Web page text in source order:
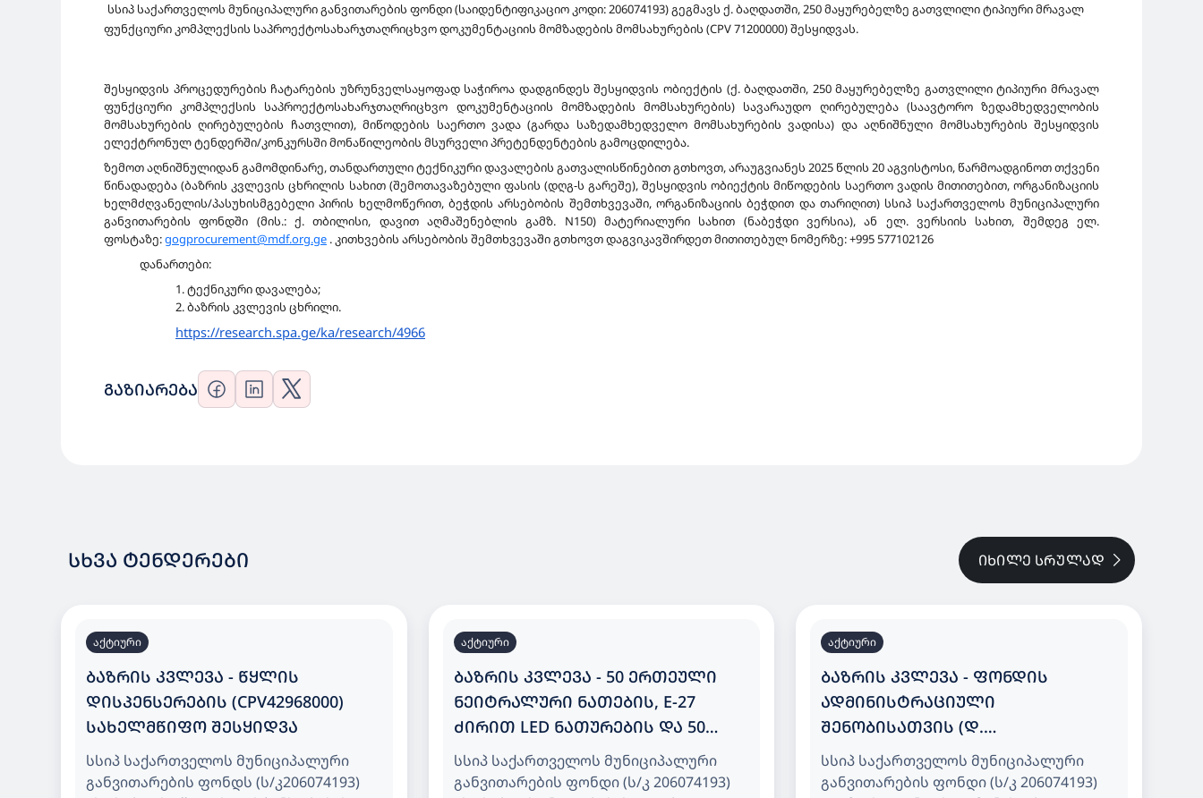
სსიპ საქართველოს მუნიციპალური განვითარების ფონდი (საიდენტიფიკაციო კოდი: 206074193) გეგმავს ქ. ბაღდათში, 250 მაყურებელზე გათვლილი ტიპიური მრავალ
ფუნქციური კომპლექსის საპროექტოსახარჯთაღრიცხვო დოკუმენტაციის მომზადების მომსახურების (CPV 71200000) შესყიდვას.
შესყიდვის პროცედურების ჩატარების უზრუნველსაყოფად საჭიროა დადგინდეს შესყიდვის ობიექტის (ქ. ბაღდათში, 250 მაყურებელზე გათვლილი ტიპიური მრავალ
ფუნქციური კომპლექსის საპროექტოსახარჯთაღრიცხვო დოკუმენტაციის მომზადების მომსახურების) სავარაუდო ღირებულება (საავტორო ზედამხედველობის
მომსახურების ღირებულების ჩათვლით), მიწოდების საერთო ვადა (გარდა საზედამხედველო მომსახურების ვადისა) და აღნიშნული მომსახურების შესყიდვის
ელექტრონულ ტენდერში/კონკურსში მონაწილეობის მსურველი პრეტენდენტების გამოცდილება.
ზემოთ აღნიშნულიდან გამომდინარე, თანდართული ტექნიკური დავალების გათვალისწინებით გთხოვთ, არაუგვიანეს 2025 წლის 20 აგვისტოსი, წარმოადგინოთ თქვენი
წინადადება (ბაზრის კვლევის ცხრილის სახით (შემოთავაზებული ფასის (დღგ-ს გარეშე), შესყიდვის ობიექტის მიწოდების საერთო ვადის მითითებით, ორგანიზაციის
ხელმძღვანელის/პასუხისმგებელი პირის ხელმოწერით, ბეჭდის არსებობის შემთხვევაში, ორგანიზაციის ბეჭდით და თარიღით) სსიპ საქართველოს მუნიციპალური
განვითარების ფონდში (მის.: ქ. თბილისი, დავით აღმაშენებლის გამზ. N150) მატერიალური სახით (ნაბეჭდი ვერსია), ან ელ. ვერსიის სახით, შემდეგ ელ.
ფოსტაზე:gogprocurement@mdf.org.ge . კითხვების არსებობის შემთხვევაში გთხოვთ დაგვიკავშირდეთ მითითებულ ნომერზე: +995 577102126
დანართები:
1. ტექნიკური დავალება;
2. ბაზრის კვლევის ცხრილი.
https://research.spa.ge/ka/research/4966
ᲒᲐᲖᲘᲐᲠᲔᲑᲐ
ᲡᲮᲕᲐ ᲢᲔᲜᲓᲔᲠᲔᲑᲘ ᲘᲮᲘᲚᲔ ᲡᲠᲣᲚᲐᲓ
აქტიური
ᲑᲐᲖᲠᲘᲡ ᲙᲕᲚᲔᲕᲐ - ᲬᲧᲚᲘᲡ
ᲓᲘᲡᲞᲔᲜᲡᲔᲠᲔᲑᲘᲡ (CPV42968000)
ᲡᲐᲮᲔᲚᲛᲬᲘᲤᲝ ᲨᲔᲡᲧᲘᲓᲕᲐ
სსიპ საქართველოს მუნიციპალური
განვითარების ფონდს (ს/კ206074193)
აქტიური
ᲑᲐᲖᲠᲘᲡ ᲙᲕᲚᲔᲕᲐ - 50 ᲔᲠᲗᲔᲣᲚᲘ
ᲜᲔᲘᲢᲠᲐᲚᲣᲠᲘ ᲜᲐᲗᲔᲑᲘᲡ, E-27
ᲫᲘᲠᲘᲗ LED ᲜᲐᲗᲣᲠᲔᲑᲘᲡ ᲓᲐ 50
ᲔᲠᲗᲔᲣᲚᲘ ᲗᲑᲘᲚᲘ ᲜᲐᲗᲔᲑᲘᲡ, E-27
ᲫᲘᲠᲘᲗ LED ᲜᲐᲗᲣᲠᲔᲑᲘᲡ ᲨᲔᲡᲧᲘᲓᲕᲐ
სსიპ საქართველოს მუნიციპალური
განვითარების ფონდი (ს/კ 206074193)
აქტიური
ᲑᲐᲖᲠᲘᲡ ᲙᲕᲚᲔᲕᲐ - ᲤᲝᲜᲓᲘᲡ
ᲐᲓᲛᲘᲜᲘᲡᲢᲠᲐᲪᲘᲣᲚᲘ
ᲨᲔᲜᲝᲑᲘᲡᲐᲗᲕᲘᲡ (Დ.
ᲐᲦᲛᲐᲨᲔᲜᲔᲑᲚᲘᲡ ᲒᲐᲛᲖ. N150) ᲨᲕᲘᲓᲘ
ᲔᲠᲗᲔᲣᲚᲘ ᲞᲐᲢᲐᲠᲐ/ᲛᲪᲘᲠᲔ ᲖᲝᲛᲘᲡ
სსიპ საქართველოს მუნიციპალური
განვითარების ფონდი (ს/კ 206074193)